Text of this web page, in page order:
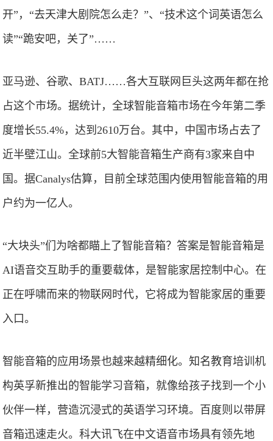
开”，“去天津大剧院怎么走？”、“技术这个词英语怎么
读”“跪安吧，关了”……
亚马逊、谷歌、BATJ……各大互联网巨头这两年都在抢
占这个市场。据统计，全球智能音箱市场在今年第二季
度增长55.4%，达到2610万台。其中，中国市场占去了
近半壁江山。全球前5大智能音箱生产商有3家来自中
国。据Canalys估算，目前全球范围内使用智能音箱的用
户约为一亿人。
“大块头”们为啥都瞄上了智能音箱？答案是智能音箱是
AI语音交互助手的重要载体，是智能家居控制中心。在
正在呼啸而来的物联网时代，它将成为智能家居的重要
入口。
智能音箱的应用场景也越来越精细化。知名教育培训机
构英孚新推出的智能学习音箱，就像给孩子找到一个小
伙伴一样，营造沉浸式的英语学习环境。百度则以带屏
音箱迅速走火。科大讯飞在中文语音市场具有领先地